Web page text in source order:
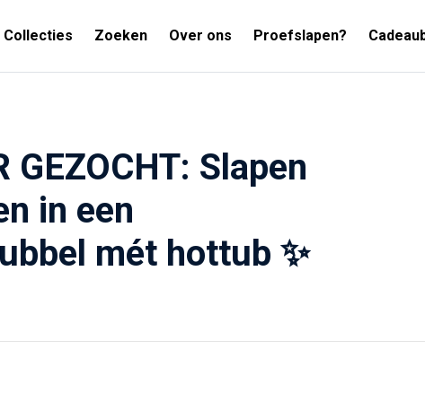
Collecties Zoeken Over ons Proefslapen?
GEZOCHT: Slapen
in een
mét hottub ✨